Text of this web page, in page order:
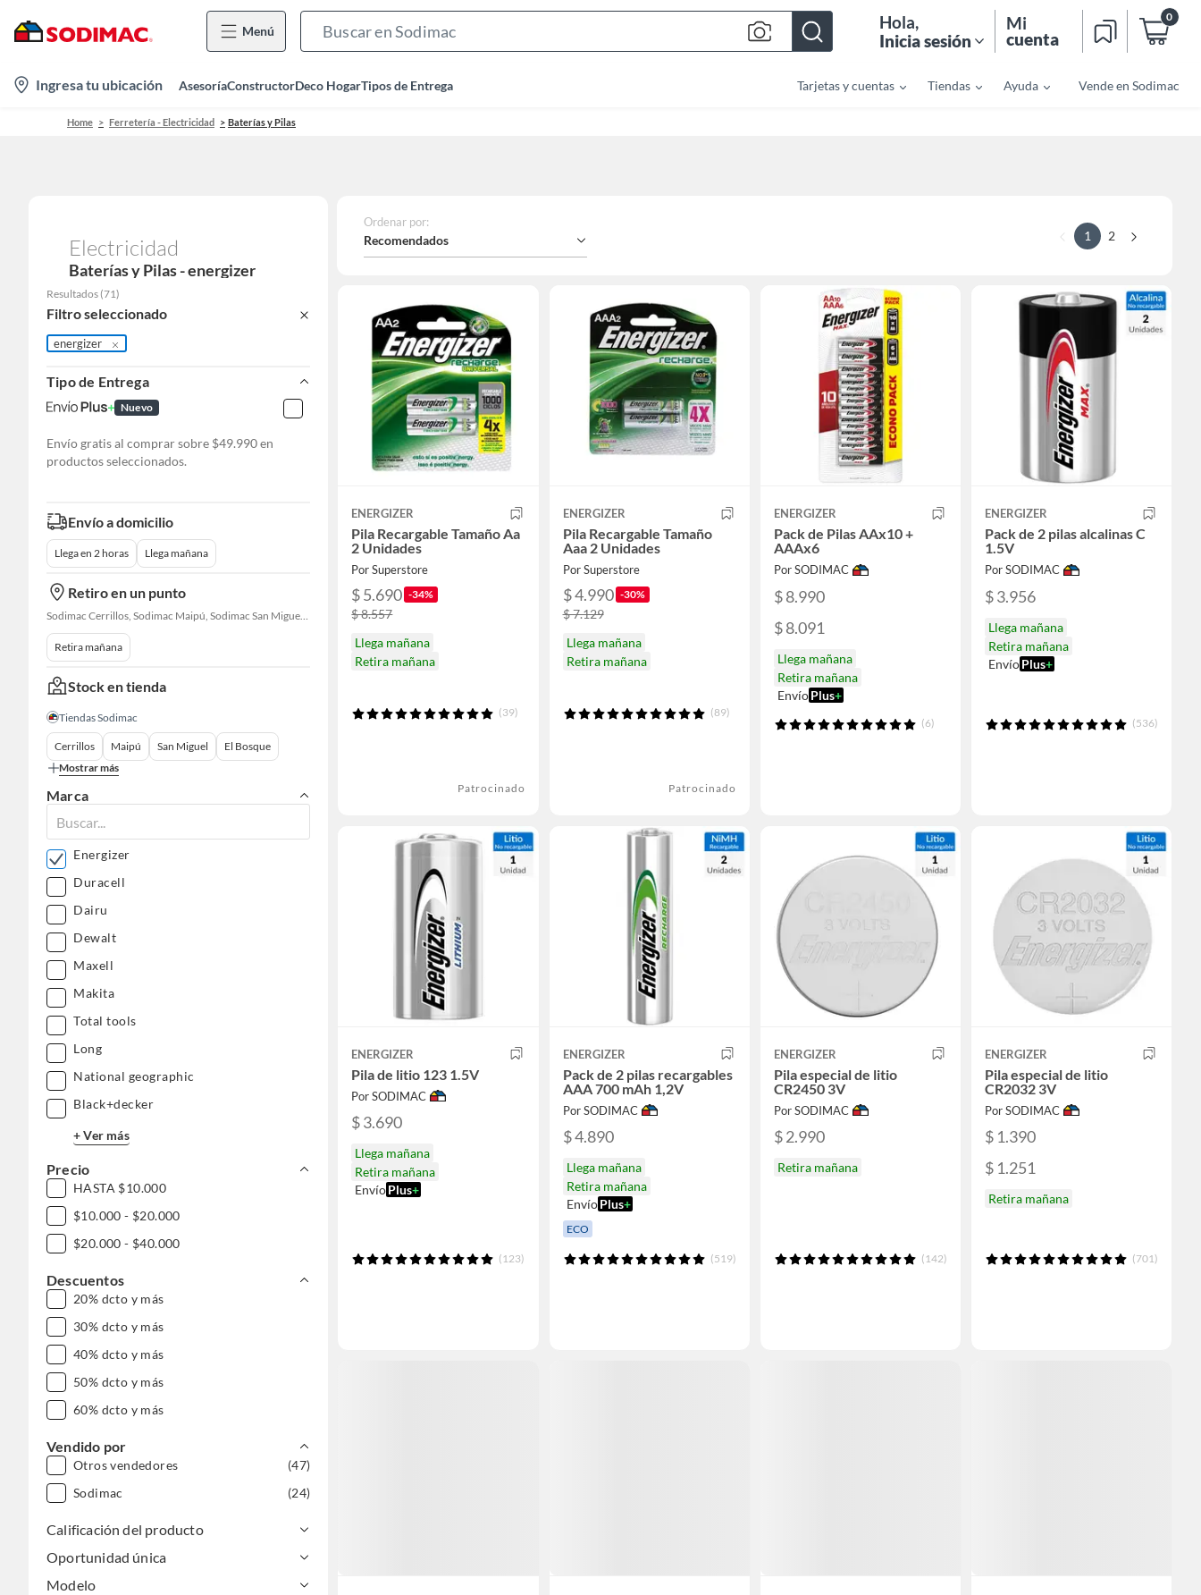
Menú
Bar
Hola,
Inicia sesión
Mi
cuenta
0
location-
icon
Ingresa tu ubicación AsesoríaConstructorDeco HogarTipos de Entrega Tarjetas y cuentas Tiendas Ayuda Vende en Sodimac
Home Ferretería - Electricidad Baterías y Pilas
Electricidad
Baterías y Pilas - energizer
Resultados (71)
Filtro seleccionado
energizer
Tipo de Entrega
Nuevo
Envío gratis al comprar sobre $49.990 en
productos seleccionados.
Envío a domicilio
Llega en 2 horas Llega mañana
Retiro en un punto
Sodimac Cerrillos, Sodimac Maipú, Sodimac San Miguel, Sodimac El Bosque, Sodimac San Bernardo, Constructor Cantagallo, Sodimac Talagante, Sodimac San Fernando
Retira mañana
Stock en tienda
Tiendas Sodimac
Cerrillos Maipú San Miguel
El Bosque
Mostrar más
Marca
Energizer
Duracell
Dairu
Dewalt
Maxell
Makita
Total tools
Long
National geographic
Black+decker
+ Ver más
Precio
HASTA $10.000
$10.000 - $20.000
$20.000 - $40.000
Descuentos
20% dcto y más
30% dcto y más
40% dcto y más
50% dcto y más
60% dcto y más
Vendido por
Otros vendedores
(47)
Sodimac
(24)
Calificación del producto
Oportunidad única
Modelo
Ordenar por:
Recomendados 1 2
ENERGIZER
Pila Recargable Tamaño Aa
2 Unidades
Por Superstore
$ 5.690 -34%
$ 8.557
Llega mañana
Retira mañana
(39)
Patrocinado
ENERGIZER
Pila Recargable Tamaño
Aaa 2 Unidades
Por Superstore
$ 4.990 -30%
$ 7.129
Llega mañana
Retira mañana
(89)
Patrocinado
ENERGIZER
Pack de Pilas AAx10 +
AAAx6
Por SODIMAC
$ 8.990
$ 8.091
Llega mañana
Retira mañana
EnvíoPlus+
(6)
ENERGIZER
Pack de 2 pilas alcalinas C
1.5V
Por SODIMAC
$ 3.956
Llega mañana
Retira mañana
EnvíoPlus+
(536)
ENERGIZER
Pila de litio 123 1.5V
Por SODIMAC
$ 3.690
Llega mañana
Retira mañana
EnvíoPlus+
(123)
ENERGIZER
Pack de 2 pilas recargables
AAA 700 mAh 1,2V
Por SODIMAC
$ 4.890
Llega mañana
Retira mañana
Envío Plus+
ECO
(519)
ENERGIZER
Pila especial de litio
CR2450 3V
Por SODIMAC
$ 2.990
Retira mañana
(142)
ENERGIZER
Pila especial de litio
CR2032 3V
Por SODIMAC
$ 1.390
$ 1.251
Retira mañana
(701)